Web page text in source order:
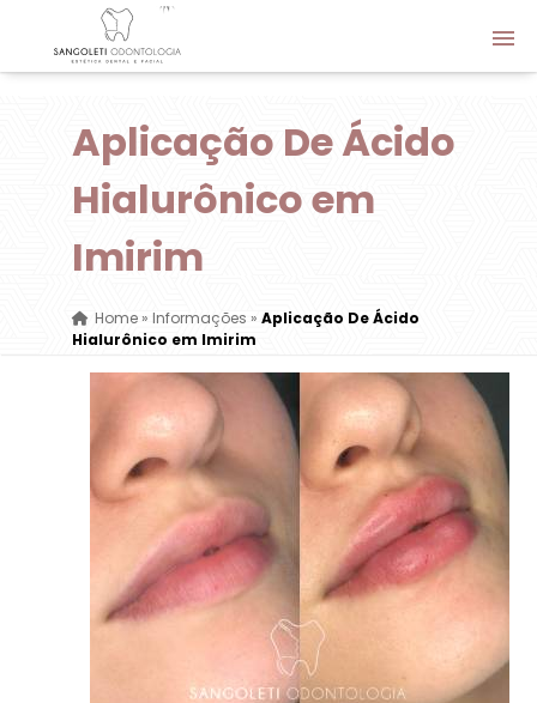
Aplicação De Ácido
Hialurônico em
Imirim
Home» Informações » Aplicação De Ácido
Hialurônico em Imirim